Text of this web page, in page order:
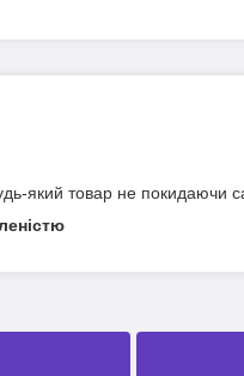
який товар не покидаючи